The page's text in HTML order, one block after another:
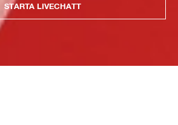
STARTA LIVECHATT